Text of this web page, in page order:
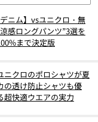
ニム】vsユニクロ・無
感ロングパンツ”3選を
まで決定版
ニクロのポロシャツが夏
の透け防止シャツも優
超快適ウエアの実力